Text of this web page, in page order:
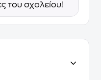
του σχολείου!